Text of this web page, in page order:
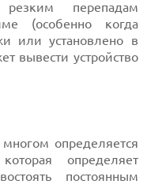
резким перепадам
(особенно когда
или установлено в
вывести устройство
определяется
определяет
постоянным